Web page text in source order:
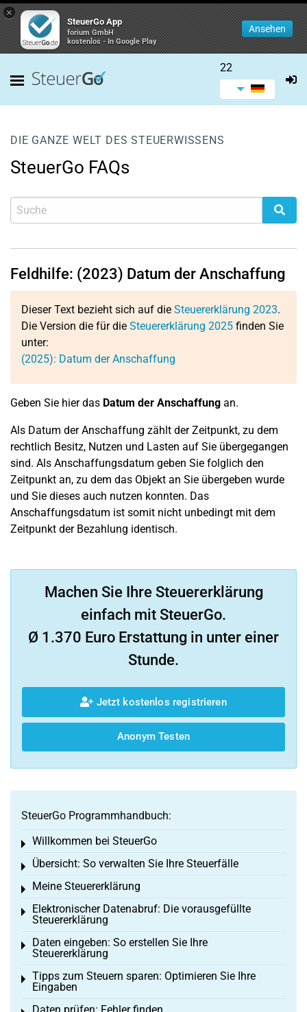
×
SteuerGo App
forium GmbH
kostenlos - In Google Play
Ansehen
22
DIE GANZE WELT DES STEUERWISSENS
SteuerGo FAQs
Feldhilfe: (2023) Datum der Anschaffung
Dieser Text bezieht sich auf die Steuererklärung 2023.
Die Version die für die Steuererklärung 2025 finden Sie
unter:
(2025): Datum der Anschaffung
Geben Sie hier das Datum der Anschaffung an.
Als Datum der Anschaffung zählt der Zeitpunkt, zu dem
rechtlich Besitz, Nutzen und Lasten auf Sie übergegangen
sind. Als Anschaffungsdatum geben Sie folglich den
Zeitpunkt an, zu dem das Objekt an Sie übergeben wurde
und Sie dieses auch nutzen konnten. Das
Anschaffungsdatum ist somit nicht unbedingt mit dem
Zeitpunkt der Bezahlung identisch.
Machen Sie Ihre Steuererklärung
einfach mit SteuerGo.
Ø 1.370 Euro Erstattung in unter einer
Stunde.
Jetzt kostenlos registrieren
Anonym Testen
SteuerGo Programmhandbuch:
Willkommen bei SteuerGo
Toggle menu
Übersicht: So verwalten Sie Ihre Steuerfälle
Toggle menu
Meine Steuererklärung
Toggle menu
Elektronischer Datenabruf: Die vorausgefüllte
Steuererklärung
Toggle menu
Daten eingeben: So erstellen Sie Ihre
Steuererklärung
Toggle menu
Tipps zum Steuern sparen: Optimieren Sie Ihre
Eingaben
Toggle menu